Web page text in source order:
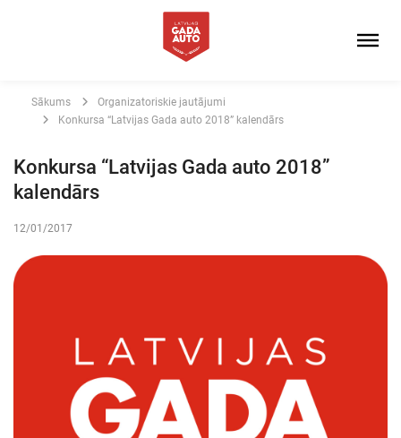
Sākums
Organizatoriskie jautājumi
Konkursa “Latvijas Gada auto 2018” kalendārs
Konkursa “Latvijas Gada auto 2018”
kalendārs
12/01/2017